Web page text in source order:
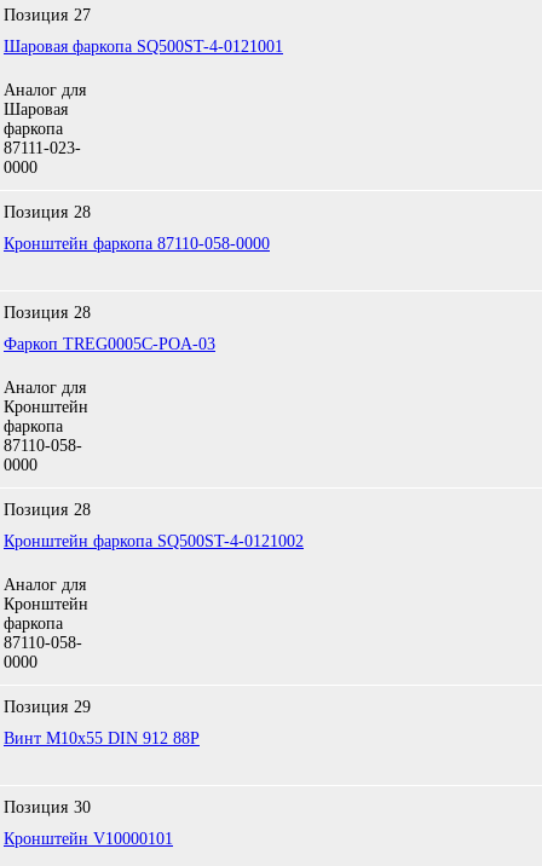
Позиция 27
Шаровая фаркопа SQ500ST-4-0121001
Аналог для
Шаровая
фаркопа
87111-023-
0000
Позиция 28
Кронштейн фаркопа 87110-058-0000
Позиция 28
Фаркоп TREG0005C-POA-03
Аналог для
Кронштейн
фаркопа
87110-058-
0000
Позиция 28
Кронштейн фаркопа SQ500ST-4-0121002
Аналог для
Кронштейн
фаркопа
87110-058-
0000
Позиция 29
Винт М10х55 DIN 912 88P
Позиция 30
Кронштейн V10000101